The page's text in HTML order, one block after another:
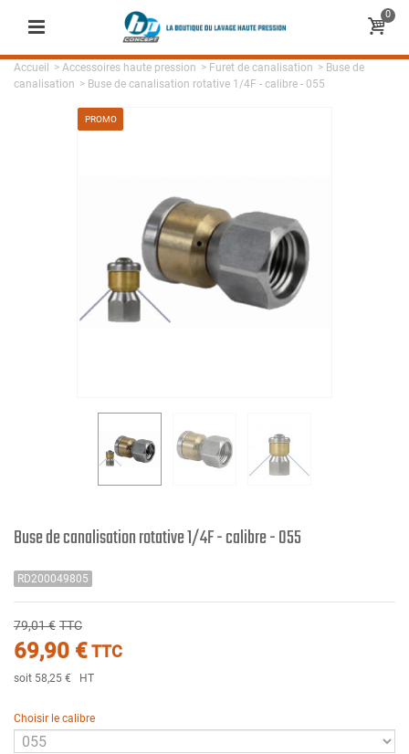
0
Accueil > Accessoires haute pression > Furet de canalisation > Buse de
canalisation > Buse de canalisation rotative 1/4F - calibre - 055
PROMO
Buse de canalisation rotative 1/4F - calibre - 055
RD200049805
79,01 € TTC
69,90 €TTC
soit 58,25 € HT
Choisir le calibre